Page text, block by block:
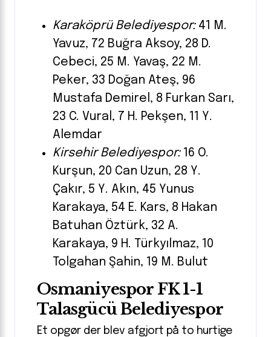
Karaköprü Belediyespor:41 M.
Yavuz, 72 Buğra Aksoy, 28 D.
Cebeci, 25 M. Yavaş, 22 M.
Peker, 33 Doğan Ateş, 96
Mustafa Demirel, 8 Furkan Sarı,
23 C. Vural, 7 H. Pekşen, 11 Y.
Alemdar
Kirsehir Belediyespor:16 O.
Kurşun, 20 Can Uzun, 28 Y.
Çakır, 5 Y. Akın, 45 Yunus
Karakaya, 54 E. Kars, 8 Hakan
Batuhan Öztürk, 32 A.
Karakaya, 9 H. Türkyılmaz, 10
Tolgahan Şahin, 19 M. Bulut
Osmaniyespor FK 1-1
Talasgücü Belediyespor
Et opgør der blev afgjort på to hurtige